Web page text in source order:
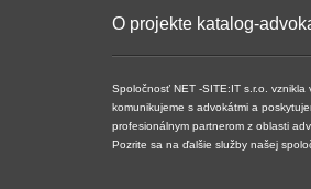
O projekte katalog-
Spoločnosť NET -SITE:IT s.r.o.
komunikujeme s advokátmi a
profesionálnym partnerom z oblasti
Pozrite sa na ďalšie služby našej